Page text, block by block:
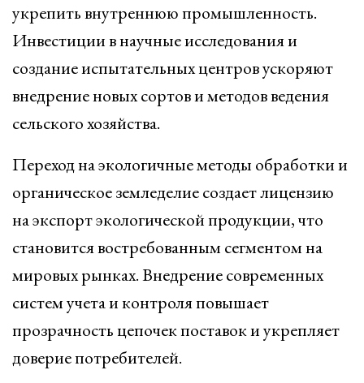
укрепить внутреннюю промышленность.
Инвестиции в научные исследования и
создание испытательных центров ускоряют
внедрение новых сортов и методов ведения
сельского хозяйства.
Переход на экологичные методы обработки и
органическое земледелие создает лицензию
на экспорт экологической продукции, что
становится востребованным сегментом на
мировых рынках. Внедрение современных
систем учета и контроля повышает
прозрачность цепочек поставок и укрепляет
доверие потребителей.